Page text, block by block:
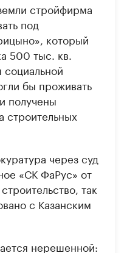
стройфирма
под
который
500 тыс. кв.
бы проживать
получены
строительных
через суд
«СК ФаРус» от
так
с Казанским
нерешенной: